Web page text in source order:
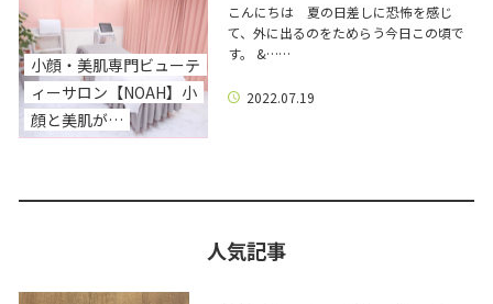
小顔・美肌専門ビューテ
ィーサロン【NOAH】小
顔と美肌が…
こんにちは 夏の日差しに恐怖を感じ
て、外に出るのをためらう今日この頃で
す。 &……
2022.07.19
人気記事